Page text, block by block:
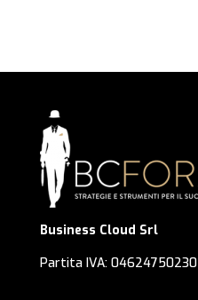
Business Cloud Srl
Partita IVA: 04624750230